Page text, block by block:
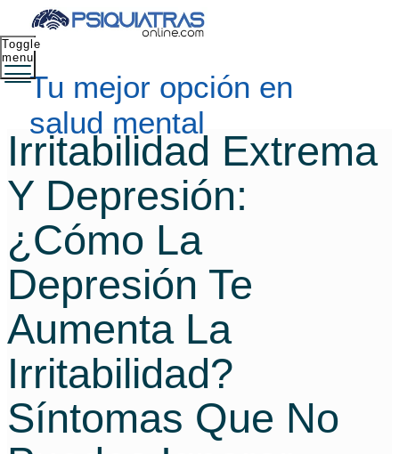
Tu mejor opción en
salud mental
Toggle
menu
Irritabilidad Extrema
Y Depresión:
¿Cómo La
Depresión Te
Aumenta La
Irritabilidad?
Síntomas Que No